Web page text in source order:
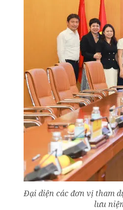
Đại diện các đơn vị tham
lưu